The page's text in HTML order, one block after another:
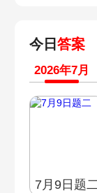
今日 答案
2026年7月
7月9日题